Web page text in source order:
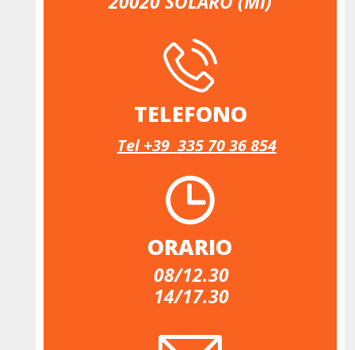
TELEFONO
Tel +39  335 70 36 854
ORARIO
08/12.30
14/17.30